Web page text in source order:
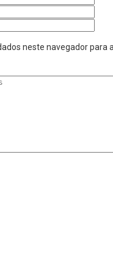
neste navegador para